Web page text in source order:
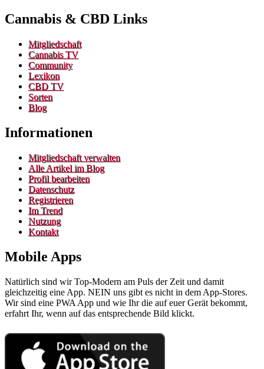
Cannabis & CBD Links
Mitgliedschaft
Cannabis TV
Community
Lexikon
CBD TV
Sorten
Blog
Informationen
Mitgliedschaft verwalten
Alle Artikel im Blog
Profil bearbeiten
Datenschutz
Registrieren
Im Trend
Nutzung
Kontakt
Mobile Apps
Natürlich sind wir Top-Modern am Puls der Zeit und damit
gleichzeitig eine App. NEIN uns gibt es nicht in dem App-Stores.
Wir sind eine PWA App und wie Ihr die auf euer Gerät bekommt,
erfahrt Ihr, wenn auf das entsprechende Bild klickt.